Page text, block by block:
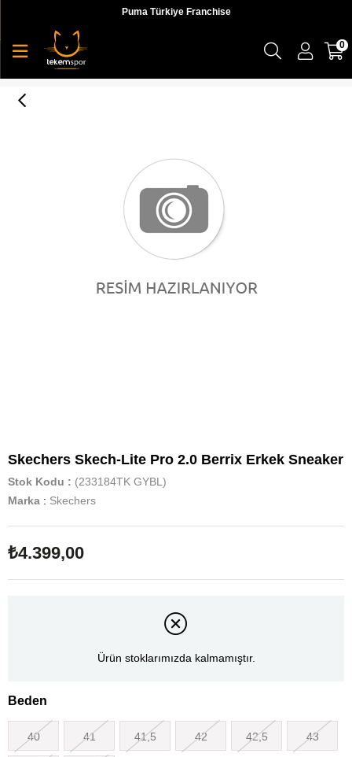
Puma Türkiye Franchise
0
Skechers Skech-Lite Pro 2.0 Berrix Erkek Sneaker
Stok Kodu
(233184TK GYBL)
Marka : Skechers
₺4.399,00
Ürün stoklarımızda kalmamıştır.
Beden
40 41 41,5 42 42,5 43